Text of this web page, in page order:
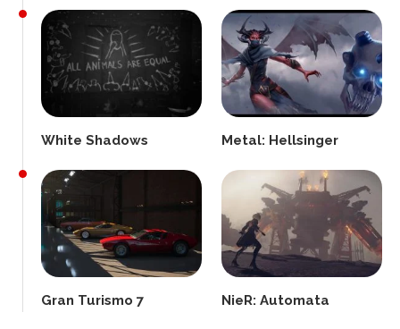
White Shadows Metal: Hellsinger
Gran Turismo 7 NieR: Automata